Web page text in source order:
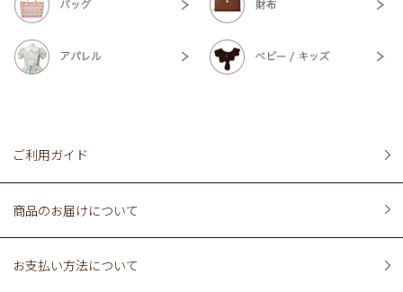
ご利用ガイド
商品のお届けについて
お支払い方法について